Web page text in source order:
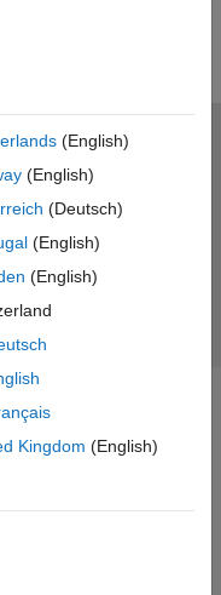
(English)
(English)
(Deutsch)
(English)
(English)
Kingdom (English)
ー ポリシー
テータス